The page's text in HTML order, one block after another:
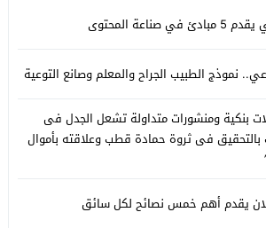
المحتوى
نموذج الطبيب الجراح والمعلم وصانع التوعية
بنكية ومنشورات متداولة تشعل الجدل فى
بالتحقيق فى ثروة حمادة قطب وعلاقته بأموال
يقدم أهم خمس نصائح لكل سائق